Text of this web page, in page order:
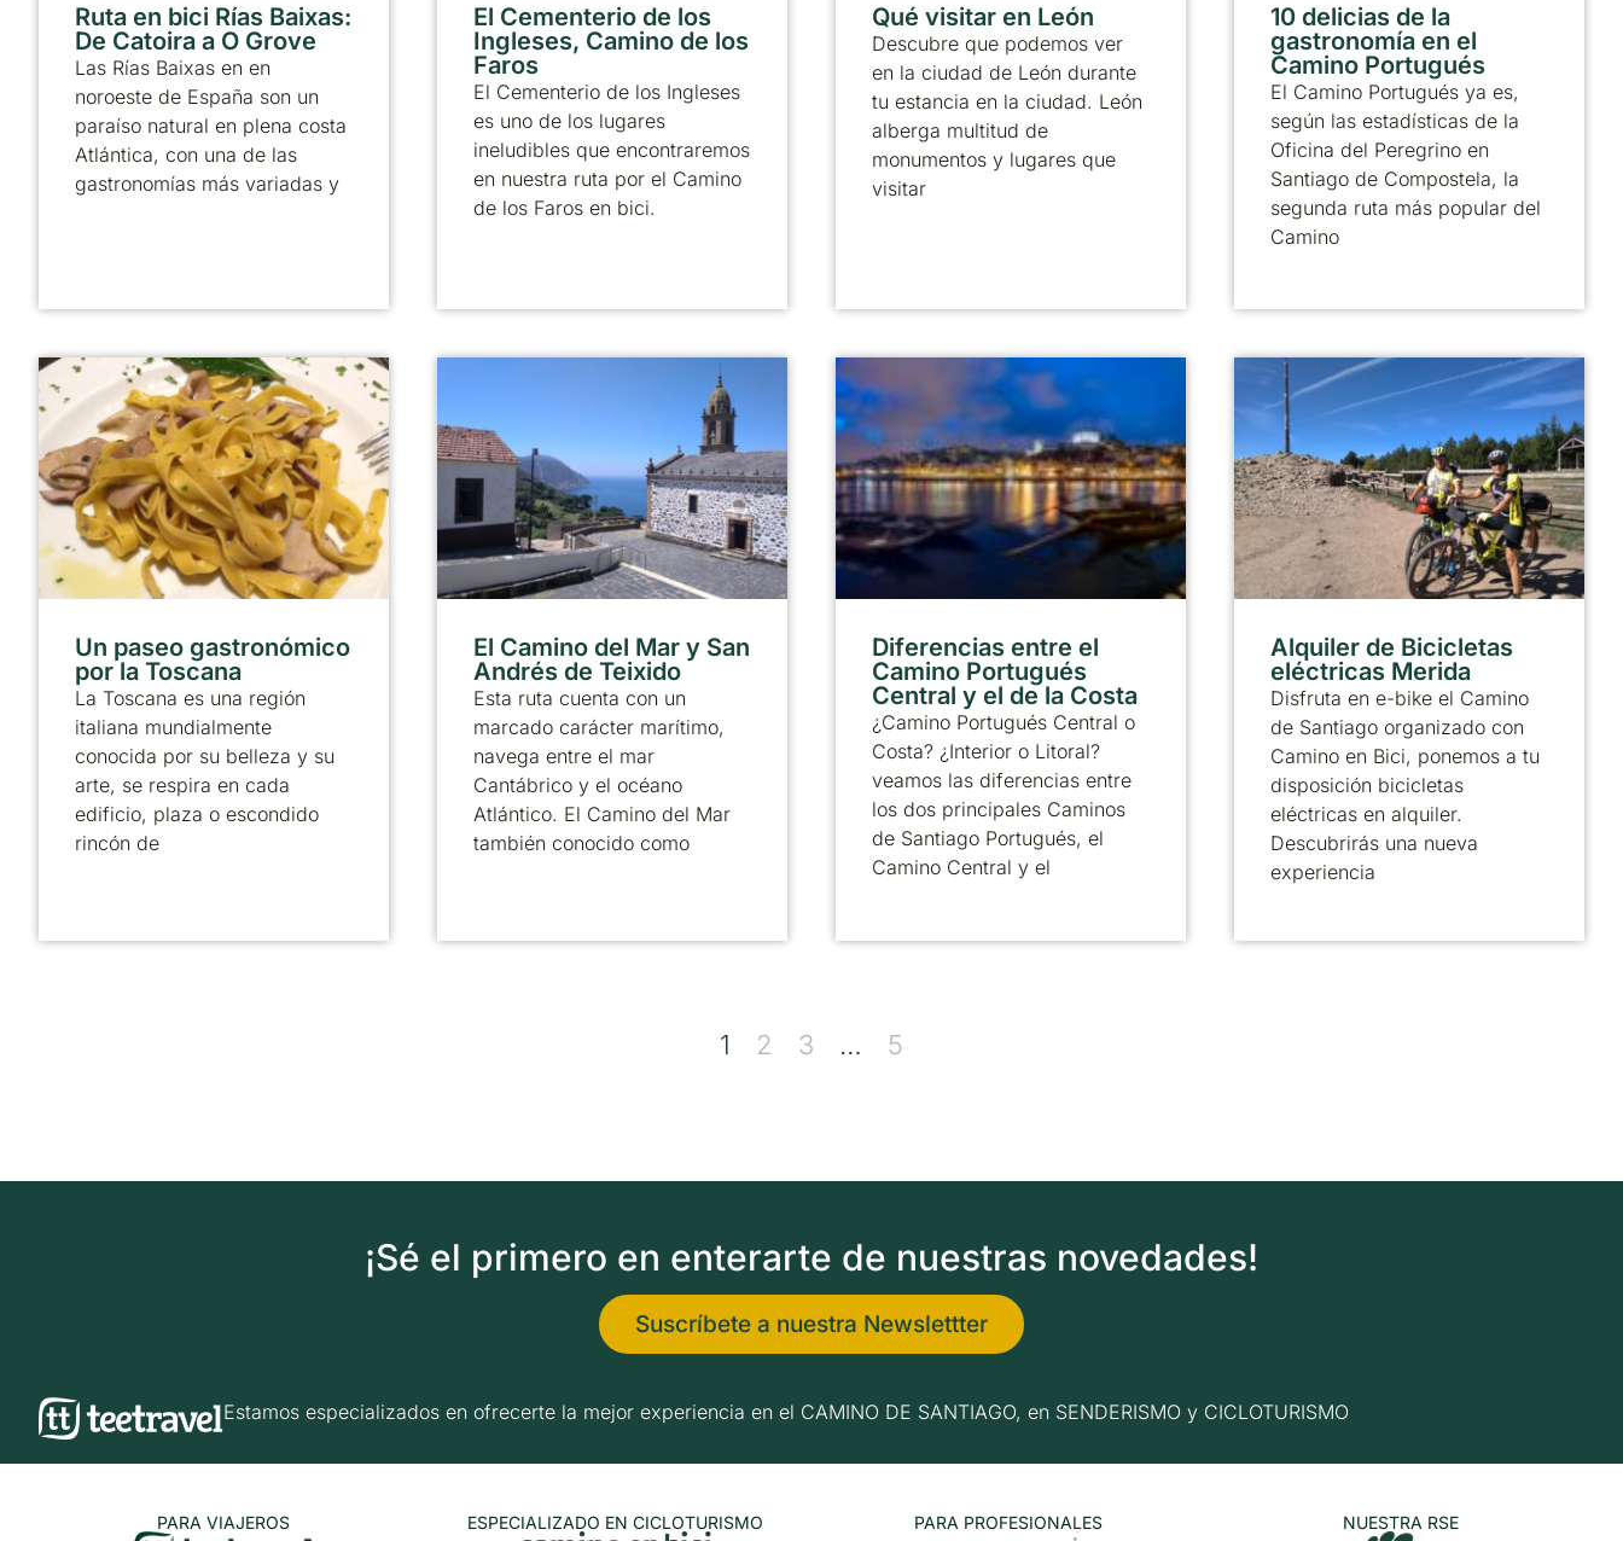
Ruta en bici Rías Baixas:
De Catoira a O Grove
Las Rías Baixas en en
noroeste de España son un
paraíso natural en plena costa
Atlántica, con una de las
gastronomías más variadas y
El Cementerio de los
Ingleses, Camino de los
Faros
El Cementerio de los Ingleses
es uno de los lugares
ineludibles que encontraremos
en nuestra ruta por el Camino
de los Faros en bici.
Qué visitar en León
Descubre que podemos ver
en la ciudad de León durante
tu estancia en la ciudad. León
alberga multitud de
monumentos y lugares que
visitar
10 delicias de la
gastronomía en el
Camino Portugués
El Camino Portugués ya es,
según las estadísticas de la
Oficina del Peregrino en
Santiago de Compostela, la
segunda ruta más popular del
Camino
Un paseo gastronómico
por la Toscana
La Toscana es una región
italiana mundialmente
conocida por su belleza y su
arte, se respira en cada
edificio, plaza o escondido
rincón de
El Camino del Mar y San
Andrés de Teixido
Esta ruta cuenta con un
marcado carácter marítimo,
navega entre el mar
Cantábrico y el océano
Atlántico. El Camino del Mar
también conocido como
Diferencias entre el
Camino Portugués
Central y el de la Costa
¿Camino Portugués Central o
Costa? ¿Interior o Litoral?
veamos las diferencias entre
los dos principales Caminos
de Santiago Portugués, el
Camino Central y el
Alquiler de Bicicletas
eléctricas Merida
Disfruta en e-bike el Camino
de Santiago organizado con
Camino en Bici, ponemos a tu
disposición bicicletas
eléctricas en alquiler.
Descubrirás una nueva
experiencia
1 2 3 … 5
¡Sé el primero en enterarte de nuestras novedades!
Suscríbete a nuestra Newslettter
Estamos especializados en ofrecerte la mejor experiencia en el CAMINO DE SANTIAGO, en SENDERISMO y CICLOTURISMO
PARA VIAJEROS ESPECIALIZADO EN CICLOTURISMO PARA PROFESIONALES NUESTRA RSE